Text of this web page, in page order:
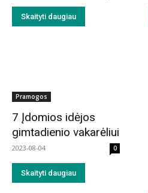
Skaityti daugiau
Pramogos
7 Įdomios idėjos
gimtadienio vakarėliui
2023-08-04 0
Skaityti daugiau